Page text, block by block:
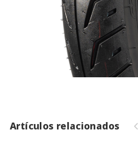
Artículos relacionados ‹